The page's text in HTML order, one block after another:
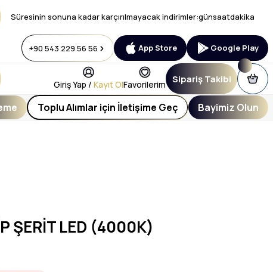
Süresinin sonuna kadar karçırılmayacak indirimler:günsaatdakika
+90 543 229 56 56 App Store Google Play
Giriş Yap / Kayıt OlFavorilerim Sipariş Takibi
Toplu Alımlar için İletişime Geç Bayimiz Olun
ŞERİT LED (4000K)